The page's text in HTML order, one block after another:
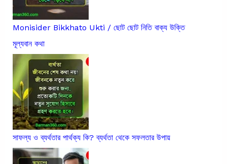
Monisider Bikkhato Ukti / ছোট ছোট নিতি বাক্য উক্তি
মূল্যবান কথা
সাফল্য ও ব্যর্থতার পার্থক্য কি? ব্যর্থতা থেকে সফলতার উপায়